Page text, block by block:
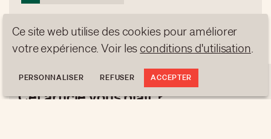
NEWSLETTERS
Cet article vous plaît ?
Ce site web utilise des cookies pour améliorer
votre expérience. Voir les conditions d'utilisation
PERSONNALISER REFUSER ACCEPTER